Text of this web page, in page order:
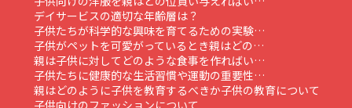
デイサービスの適切な年齢層は？
子供たちが科学的な興味を育てるための実験…
子供がペットを可愛がっているとき親はどの…
親は子供に対してどのような食事を作ればい…
子供たちに健康的な生活習慣や運動の重要性…
親はどのように子供を教育するべきか子供の教育について